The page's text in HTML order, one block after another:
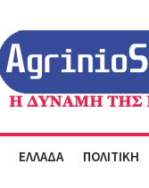
ΕΛΛΑΔΑ ΠΟΛΙΤΙΚΗ